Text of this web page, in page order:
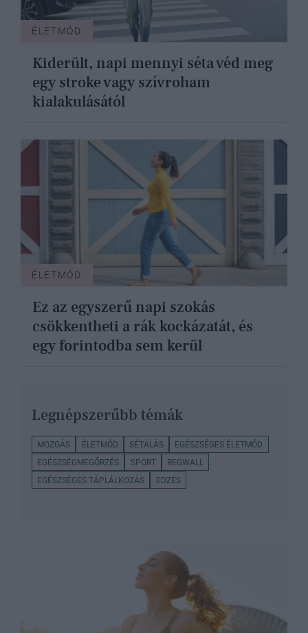
ÉLETMÓD
Kiderült, napi mennyi séta véd meg
egy stroke vagy szívroham
kialakulásától
ÉLETMÓD
Ez az egyszerű napi szokás
csökkentheti a rák kockázatát, és
egy forintodba sem kerül
Legnépszerűbb témák
MOZGÁS ÉLETMÓD SÉTÁLÁS
EGÉSZSÉGES ÉLETMÓD
EGÉSZSÉGMEGŐRZÉS
SPORT
REGWALL
EGÉSZSÉGES TÁPLÁLKOZÁS
EDZÉS